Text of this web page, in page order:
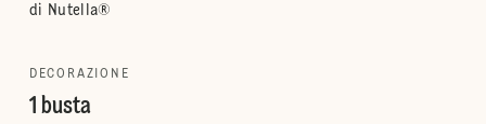
di Nutella®
DECORAZIONE
1 busta